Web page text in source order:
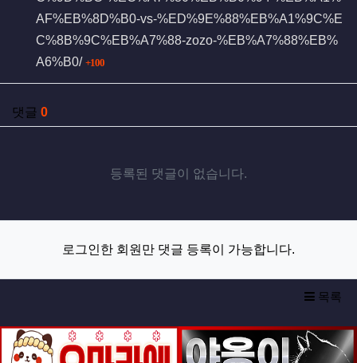
AF%EB%8D%B0-vs-%ED%9E%88%EB%A1%9C%E
C%8B%9C%EB%A7%88-zozo-%EB%A7%88%EB%
A6%B0/
100회 연결
댓글 0
등록된 댓글이 없습니다.
로그인한 회원만 댓글 등록이 가능합니다.
목록